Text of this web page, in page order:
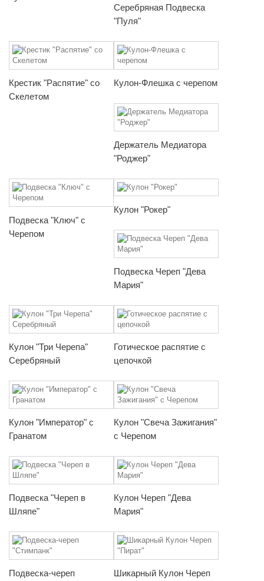
Серебряная Подвеска
"Пуля"
Крестик "Распятие" со
Скелетом
Кулон-Флешка с черепом
Держатель Медиатора
"Роджер"
Подвеска "Ключ" с
Черепом
Кулон "Рокер"
Подвеска Череп "Дева
Мария"
Кулон "Три Черепа"
Серебряный
Готическое распятие с
цепочкой
Кулон "Император" с
Гранатом
Кулон "Свеча Зажигания"
с Черепом
Подвеска "Череп в
Шляпе"
Кулон Череп "Дева
Мария"
Подвеска-череп
Шикарный Кулон Череп